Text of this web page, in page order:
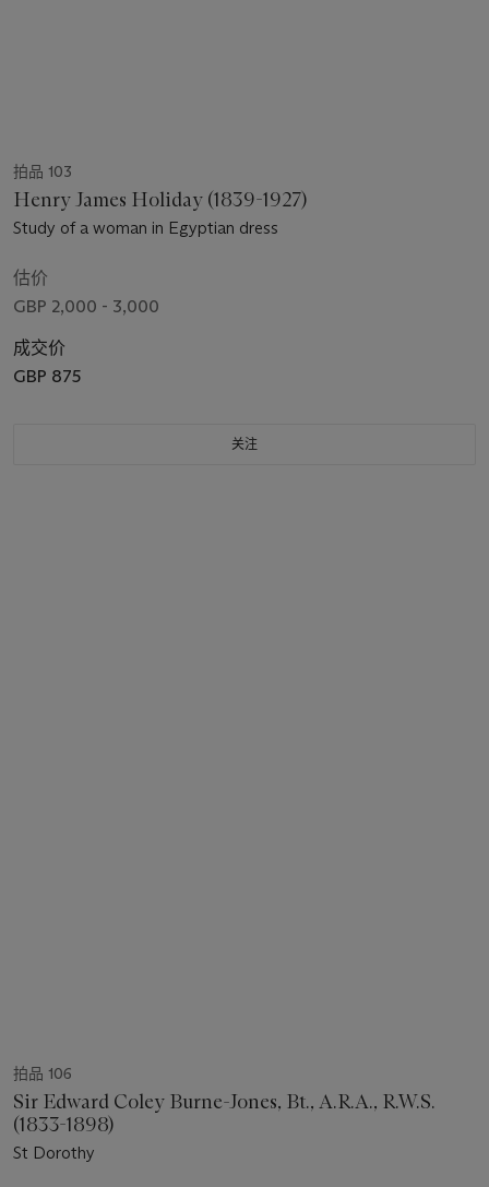
拍品 103
Henry James Holiday (1839-1927)
Study of a woman in Egyptian dress
估价
GBP 2,000 - 3,000
成交价
GBP 875
关注
拍品 106
Sir Edward Coley Burne-Jones, Bt., A.R.A., R.W.S.
(1833-1898)
St Dorothy